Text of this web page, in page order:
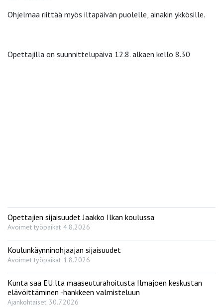
Ohjelmaa riittää myös iltapäivän puolelle, ainakin ykkösille.
Opettajilla on suunnittelupäivä 12.8. alkaen kello 8.30
Opettajien sijaisuudet Jaakko Ilkan koulussa
Avoimet työpaikat 4.8.2026
Koulunkäynninohjaajan sijaisuudet
Avoimet työpaikat 1.8.2026
Kunta saa EU:lta maaseuturahoitusta Ilmajoen keskustan
elävöittäminen -hankkeen valmisteluun
Ajankohtaiset 30.7.2026